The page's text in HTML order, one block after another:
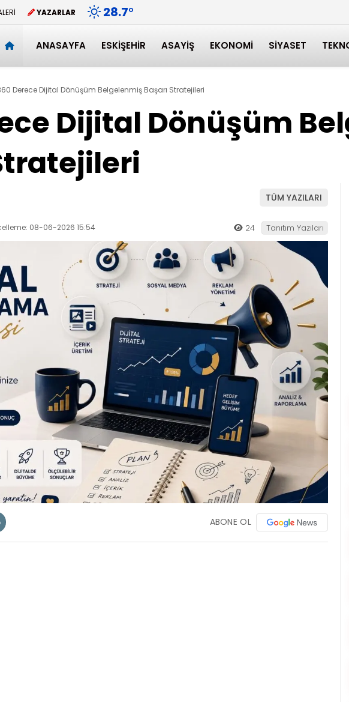
YAZARLAR 28.7°
ANASAYFA ESKIŞEHIR ASAYIŞ EKONOMI SIYASET
Derece Dijital Dönüşüm Belgelenmiş Başarı Stratejileri
Dijital Dönüşüm
TÜM YAZILARI
08-06-2026 15:54 24 Tanıtım Yazıları
ABONE OL